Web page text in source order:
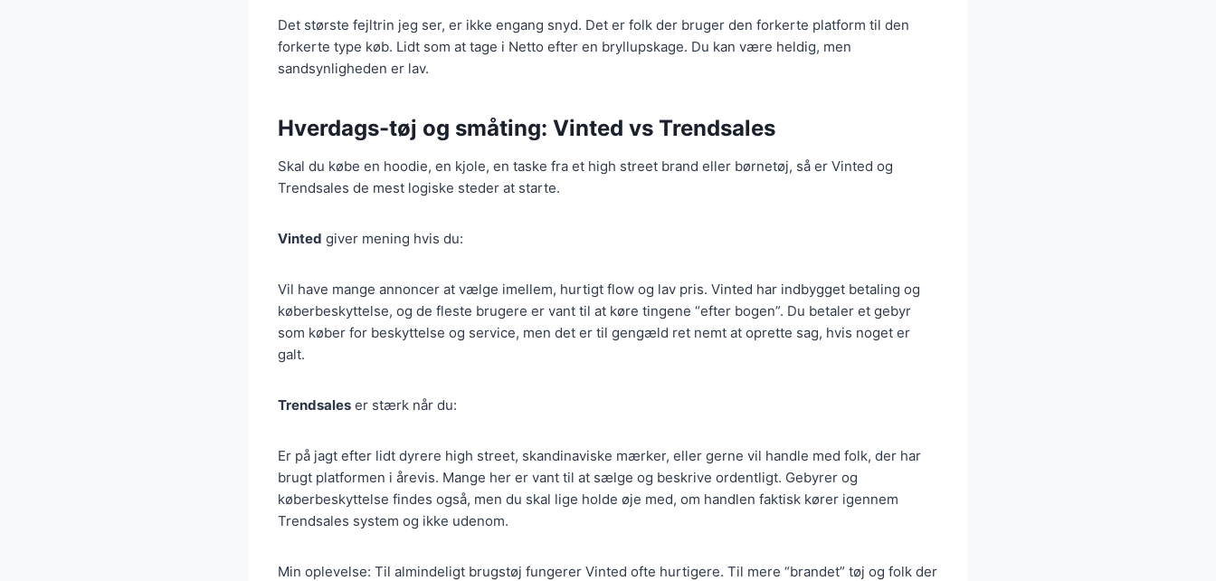
Det største fejltrin jeg ser, er ikke engang snyd. Det er folk der bruger den forkerte platform til den
forkerte type køb. Lidt som at tage i Netto efter en bryllupskage. Du kan være heldig, men
sandsynligheden er lav.
Hverdags-tøj og småting: Vinted vs Trendsales
Skal du købe en hoodie, en kjole, en taske fra et high street brand eller børnetøj, så er Vinted og
Trendsales de mest logiske steder at starte.
Vinted giver mening hvis du:
Vil have mange annoncer at vælge imellem, hurtigt flow og lav pris. Vinted har indbygget betaling og
køberbeskyttelse, og de fleste brugere er vant til at køre tingene “efter bogen”. Du betaler et gebyr
som køber for beskyttelse og service, men det er til gengæld ret nemt at oprette sag, hvis noget er
galt.
Trendsales er stærk når du:
Er på jagt efter lidt dyrere high street, skandinaviske mærker, eller gerne vil handle med folk, der har
brugt platformen i årevis. Mange her er vant til at sælge og beskrive ordentligt. Gebyrer og
køberbeskyttelse findes også, men du skal lige holde øje med, om handlen faktisk kører igennem
Trendsales system og ikke udenom.
Min oplevelse: Til almindeligt brugstøj fungerer Vinted ofte hurtigere. Til mere “brandet” tøj og folk der